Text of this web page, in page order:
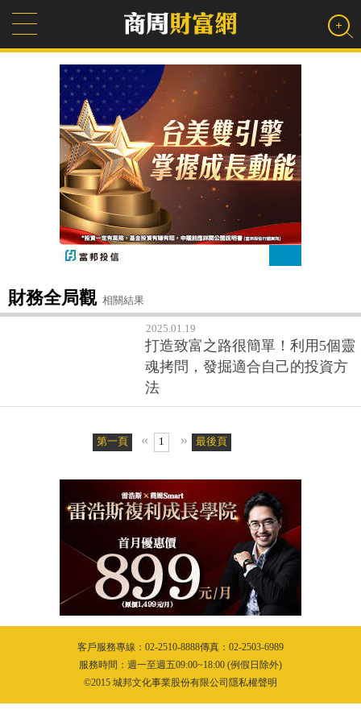
財務全局觀 相關結果
2025.01.19
打造致富之路很簡單！利用5個靈
魂拷問，發掘適合自己的投資方
法
第一頁 « 1 » 最後頁
客戶服務專線：02-2510-8888傳真：02-2503-6989
服務時間：週一至週五09:00~18:00 (例假日除外)
©2015 城邦文化事業股份有限公司隱私權聲明